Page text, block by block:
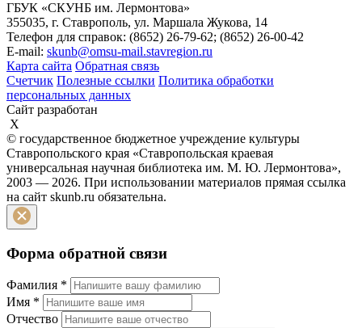
ГБУК «СКУНБ им. Лермонтова»
355035, г. Ставрополь, ул. Маршала Жукова, 14
Телефон для справок: (8652) 26-79-62; (8652) 26-00-42
E-mail: skunb@omsu-mail.stavregion.ru
Карта сайта Обратная связь
Счетчик Полезные ссылки Политика обработки
персональных данных
Сайт разработан
X
© государственное бюджетное учреждение культуры
Ставропольского края «Ставропольская краевая
универсальная научная библиотека им. М. Ю. Лермонтова»,
2003 — 2026. При использовании материалов прямая ссылка
на сайт skunb.ru обязательна.
Форма обратной связи
Фамилия *
Имя *
Отчество